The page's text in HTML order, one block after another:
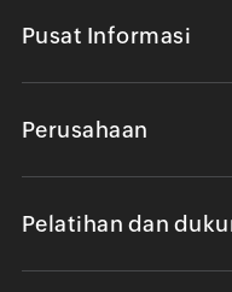
Pusat Informasi
Perusahaan
Pelatihan dan